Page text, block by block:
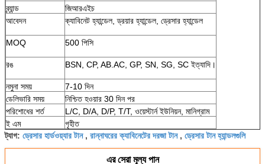
ব্র্যান্ড
জিআরএইচ
আবেদন
ক্যাবিনেট হ্যান্ডেল, ড্রয়ার হ্যান্ডেল, ড্রেসার হ্যান্ডেল
MOQ 500 পিসি
রঙ BSN, CP, AB.AC, GP, SN, SG, SC ইত্যাদি।
নমুনা সময়
7-10 দিন
ডেলিভারি সময়
নিশ্চিত হওয়ার 30 দিন পর
পরিশোধের শর্ত
L/C, D/A, D/P, T/T, ওয়েস্টার্ন ইউনিয়ন, মানিগ্রাম
ই এম
গৃহীত
ট্যাগ: ড্রেসার হার্ডওয়্যার টান, রান্নাঘরের ক্যাবিনেটের দরজা টান, ড্রেসার টান হ্যান্ডলগুলি
এর সেরা মূল্য পান